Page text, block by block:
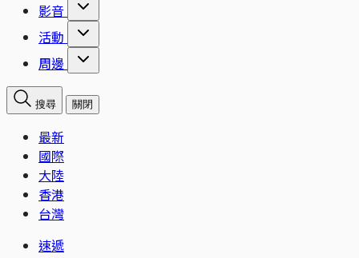
影音
活動
周邊
搜尋 關閉
最新
國際
大陸
香港
台灣
速遞